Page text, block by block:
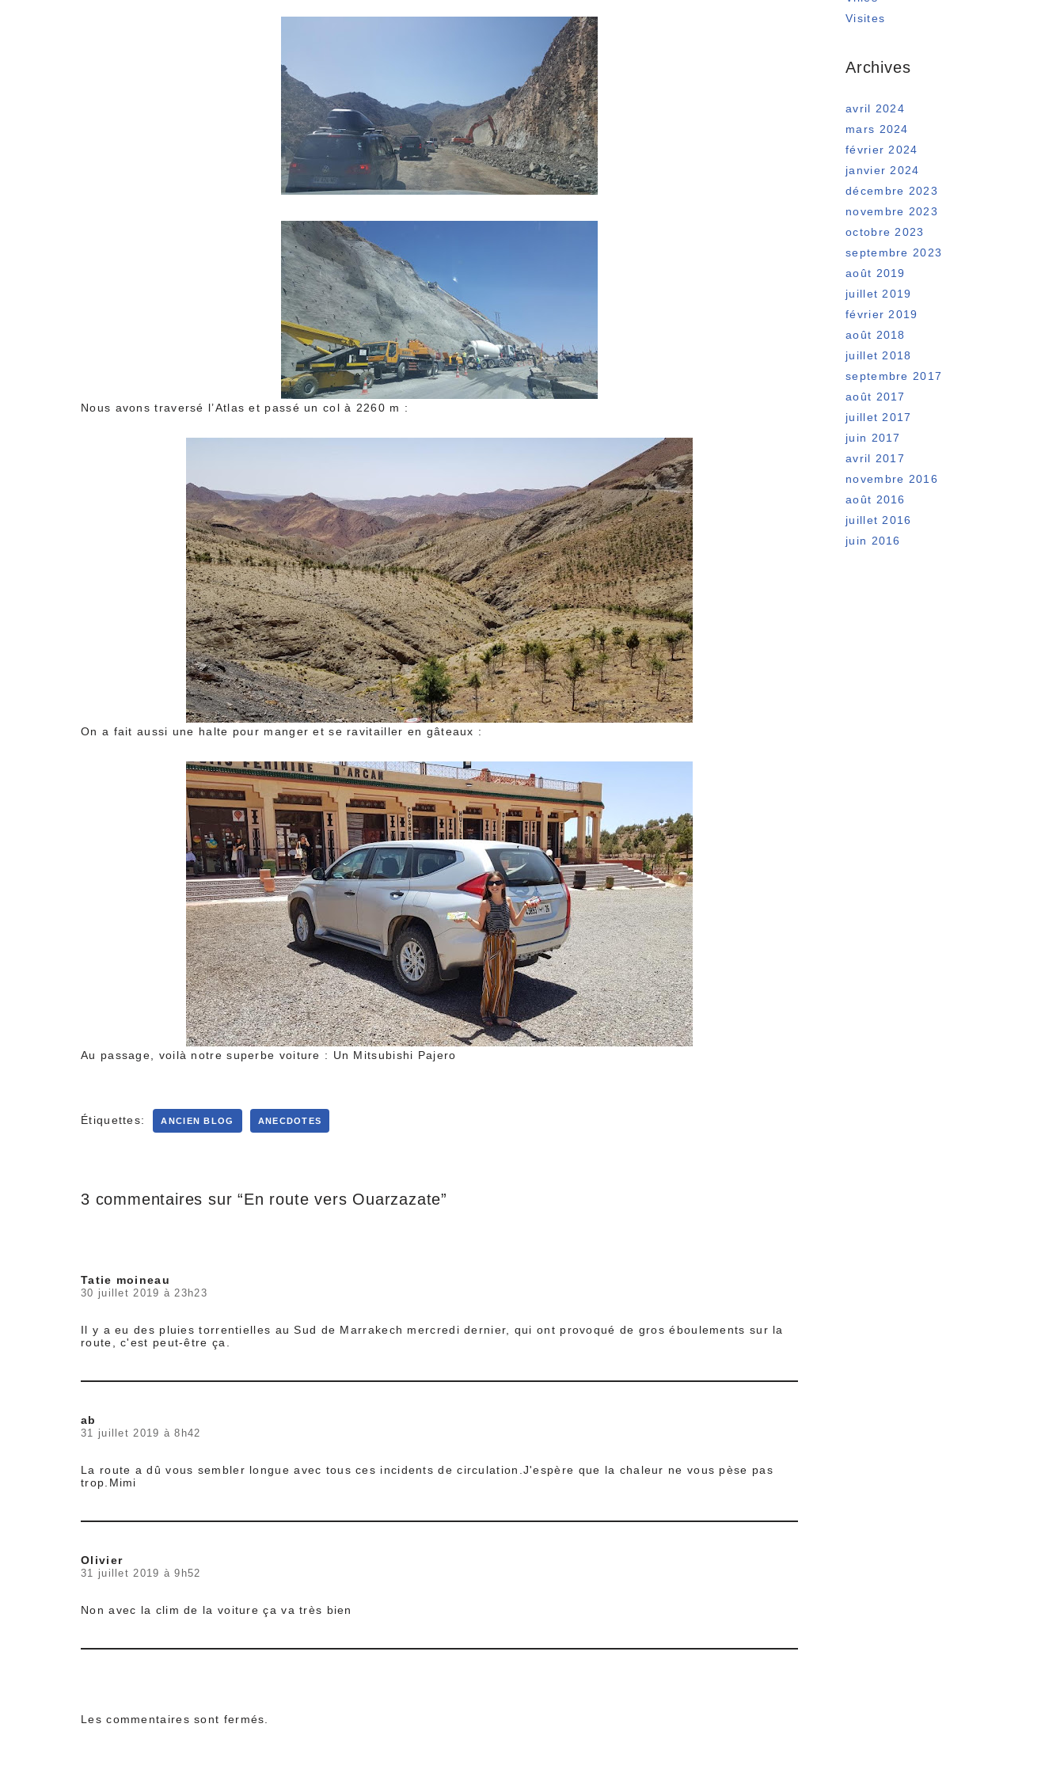
Nous avons traversé l’Atlas et passé un col à 2260 m :
On a fait aussi une halte pour manger et se ravitailler en gâteaux :
Au passage, voilà notre superbe voiture : Un Mitsubishi Pajero
Étiquettes: ANCIEN BLOG ANECDOTES
3 commentaires sur “En route vers Ouarzazate”
Tatie moineau
30 juillet 2019 à 23h23
Il y a eu des pluies torrentielles au Sud de Marrakech mercredi dernier, qui ont provoqué de gros éboulements sur la
route, c'est peut-être ça.
ab
31 juillet 2019 à 8h42
La route a dû vous sembler longue avec tous ces incidents de circulation.J'espère que la chaleur ne vous pèse pas
trop.Mimi
Olivier
31 juillet 2019 à 9h52
Non avec la clim de la voiture ça va très bien
Les commentaires sont fermés.
Visites
Archives
avril 2024
mars 2024
février 2024
janvier 2024
décembre 2023
novembre 2023
octobre 2023
septembre 2023
août 2019
juillet 2019
février 2019
août 2018
juillet 2018
septembre 2017
août 2017
juillet 2017
juin 2017
avril 2017
novembre 2016
août 2016
juillet 2016
juin 2016